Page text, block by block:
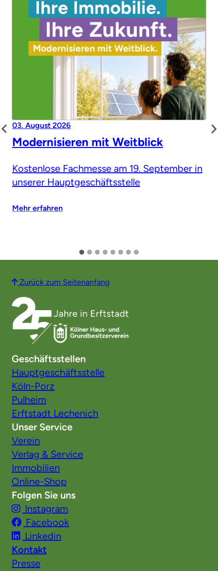
03. August 2026
Modernisieren mit Weitblick
Kostenlose Fachmesse am 19. September in
unserer Hauptgeschäftsstelle
Mehr erfahren
Zurück zum Seitenanfang
Geschäftsstellen
Hauptgeschäftsstelle
Köln-Porz
Pulheim
Erftstadt Lechenich
Unser Service
Verein
Verlag & Service
Immobilien
Online-Shop
Folgen Sie uns
Instagram
Facebook
Linkedin
Kontakt
Presse